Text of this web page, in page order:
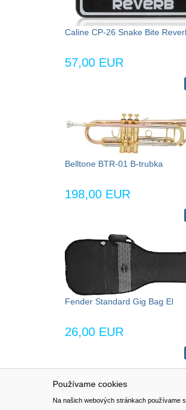
Používame cookies
Na našich webových stránkach používame
Caline CP-26 Snake Bite
57,00 EUR
Belltone BTR-01 B-trubka
198,00 EUR
Fender Standard Gig Bag El
26,00 EUR